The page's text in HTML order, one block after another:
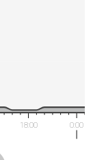
18:00 0:00